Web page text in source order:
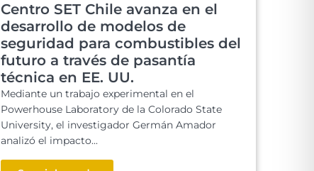
Centro SET Chile avanza en el
desarrollo de modelos de
seguridad para combustibles del
futuro a través de pasantía
técnica en EE. UU.
Mediante un trabajo experimental en el
Powerhouse Laboratory de la Colorado State
University, el investigador Germán Amador
analizó el impacto...